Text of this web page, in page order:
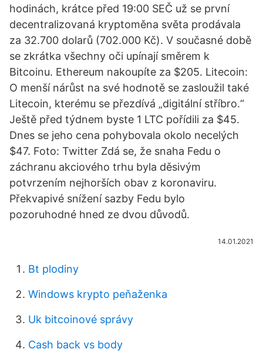
hodinách, krátce před 19:00 SEČ už se první
decentralizovaná kryptoměna světa prodávala
za 32.700 dolarů (702.000 Kč). V současné době
se zkrátka všechny oči upínají směrem k
Bitcoinu. Ethereum nakoupíte za $205. Litecoin:
O menší nárůst na své hodnotě se zasloužil také
Litecoin, kterému se přezdívá „digitální stříbro.“
Ještě před týdnem byste 1 LTC pořídili za $45.
Dnes se jeho cena pohybovala okolo necelých
$47. Foto: Twitter Zdá se, že snaha Fedu o
záchranu akciového trhu byla děsivým
potvrzením nejhorších obav z koronaviru.
Překvapivé snížení sazby Fedu bylo
pozoruhodné hned ze dvou důvodů.
14.01.2021
Bt plodiny
Windows krypto peňaženka
Uk bitcoinové správy
Cash back vs body